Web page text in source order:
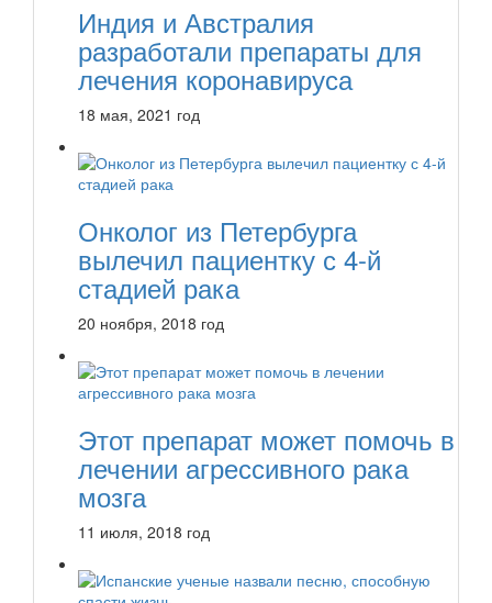
Индия и Австралия
разработали препараты для
лечения коронавируса
18 мая, 2021 год
Онколог из Петербурга
вылечил пациентку с 4-й
стадией рака
20 ноября, 2018 год
Этот препарат может помочь в
лечении агрессивного рака
мозга
11 июля, 2018 год